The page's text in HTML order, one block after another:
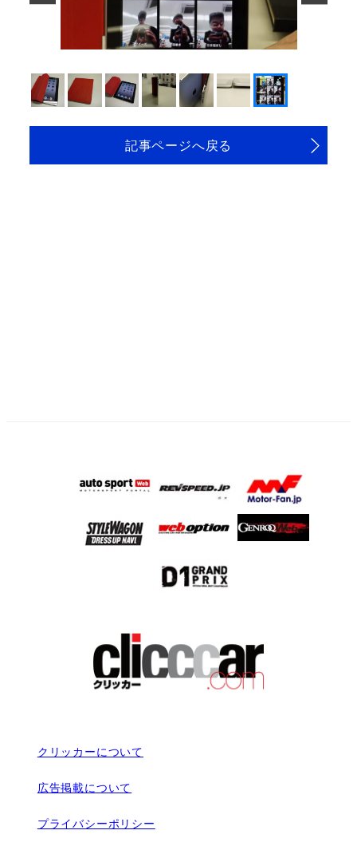
記事ページへ戻る
クリッカーについて
広告掲載について
プライバシーポリシー